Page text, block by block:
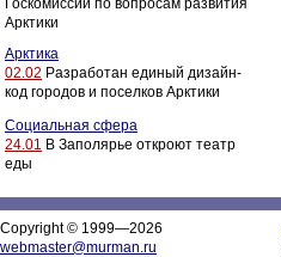
Госкомиссии по вопросам развития
Арктики
Арктика
02.02 Разработан единый дизайн-
код городов и поселков Арктики
Социальная сфера
24.01 В Заполярье откроют театр
еды
Copyright © 1999—2026
webmaster@murman.ru